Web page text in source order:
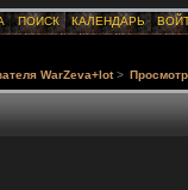
ПОИСК КАЛЕНДАРЬ
WarZeva+lot>